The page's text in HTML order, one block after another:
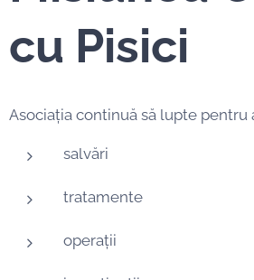
cu Pisici
Asociația continuă să lupte pentru
salvări
tratamente
operații